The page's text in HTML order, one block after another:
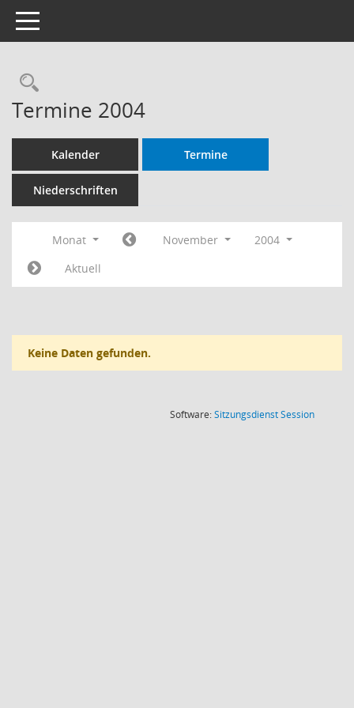
Toggle navigation
Rechercheauswahl
Termine 2004
Kalender Termine
Niederschriften
Monat November
2004
Aktuell
Keine Daten gefunden.
Software:SitzungsdienstSession(Wird in